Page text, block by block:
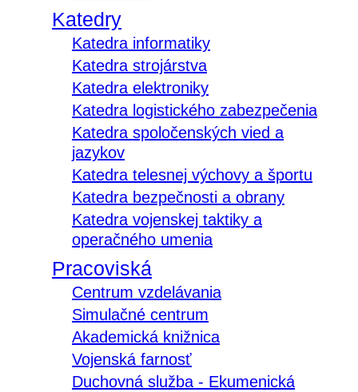
Katedry
Katedra informatiky
Katedra strojárstva
Katedra elektroniky
Katedra logistického zabezpečenia
Katedra spoločenských vied a
jazykov
Katedra telesnej výchovy a športu
Katedra bezpečnosti a obrany
Katedra vojenskej taktiky a
operačného umenia
Pracoviská
Centrum vzdelávania
Simulačné centrum
Akademická knižnica
Vojenská farnosť
Duchovná služba - Ekumenická